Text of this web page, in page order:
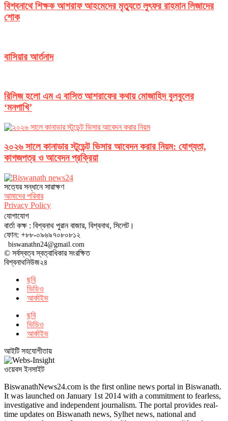
বিশ্বনাথে শিক্ষক আশরাফ আহমেদের মৃত্যুতে লুৎফর রাহমান লিজাদের
শোক
বাসিয়ার আর্তনাদ
রিলিজ হলো এম এ বাসিত আশরাফের কথায় মোজাহিদ বুলবুলের
‘মনপাখি’
২০২৬ সালে কানাডার স্টুডেন্ট ভিসার আবেদন করার নিয়ম: যোগ্যতা,
কাগজপত্র ও আবেদন প্রক্রিয়া
সত‌্যের সন্ধানে সারাক্ষণ
আমাদের পরিবার
Privacy Policy
যোগাযোগ
বার্তা কক্ষ : বিশ্বনাথ পুরান বাজার, বিশ্বনাথ, সিলেট।
ফোন: +৮৮-০৯৬৯৭০৮০৮১২
biswanathn24@gmail.com
© সর্বস্বত্ব স্বত্বাধিকার সংরক্ষিত
বিশ্বনাথনিউজ২৪
ছবি
ভিডিও
আর্কাইভ
ছবি
ভিডিও
আর্কাইভ
আইটি সহযোগীতায়
ওয়েবস ইনসাইট
BiswanathNews24.com is the first online news portal in Biswanath.
It was launched on January 1st 2014 with a commitment to fearless,
investigative and independent journalism. The portal provides real-
time updates on Biswanath news, Sylhet news, national and